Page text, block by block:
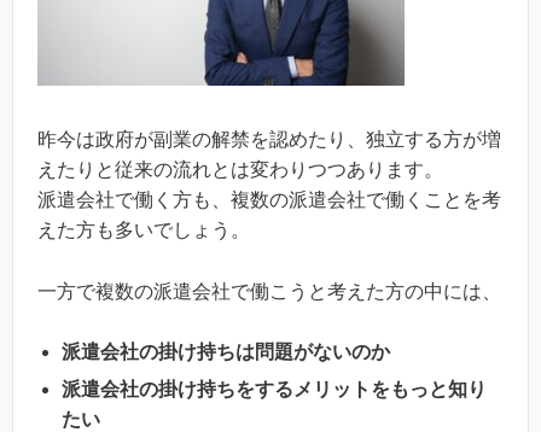
昨今は政府が副業の解禁を認めたり、独立する方が増
えたりと従来の流れとは変わりつつあります。
派遣会社で働く方も、複数の派遣会社で働くことを考
えた方も多いでしょう。
一方で複数の派遣会社で働こうと考えた方の中には、
派遣会社の掛け持ちは問題がないのか
派遣会社の掛け持ちをするメリットをもっと知り
たい